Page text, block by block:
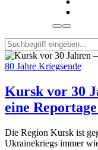
80 Jahre Kriegsende
Kursk vor 30
eine Reportage
Die Region Kursk ist
Ukrainekriegs immer